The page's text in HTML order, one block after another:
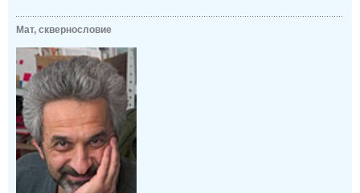
Мат, сквернословие